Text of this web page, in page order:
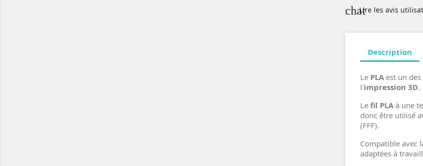
chatLire les avis
Description
Le PLA est un des
l'impression 3D.
Le fil PLA à une
donc être utilisé
(FFF).
Compatible avec
adaptées à